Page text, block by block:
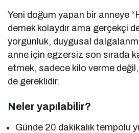
Yeni doğum yapan bir anneye
demek kolaydır ama gerçekçi
yorgunluk, duygusal
anne için egzersiz son sırada
etmek, sadece kilo verme
de gereklidir.
Neler yapılabilir?
Günde 20 dakikalık tempolu